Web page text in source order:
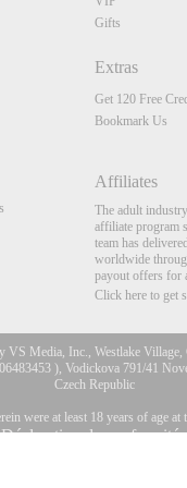
Gifts
Extras
Get 120 Free
Bookmark Us
Affiliates
The adult
affiliate program
team has
worldwide
payout offers for
Click here to get
VS Media, Inc., Westlake Village,
), Vodickova 791/41
Czech Republic
were at least 18 years of age
de conformité
10:00